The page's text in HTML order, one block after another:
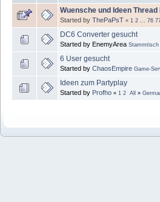
Wuensche und Ideen Thread
Started by ThePaPsT « 1 2 76
DC6 Converter gesucht
Started by EnemyArea Stammtisch
6 User gesucht
Started by ChaosEmpire Game-
Ideen zum Partyplay
Started by Profho « 1 2 All »